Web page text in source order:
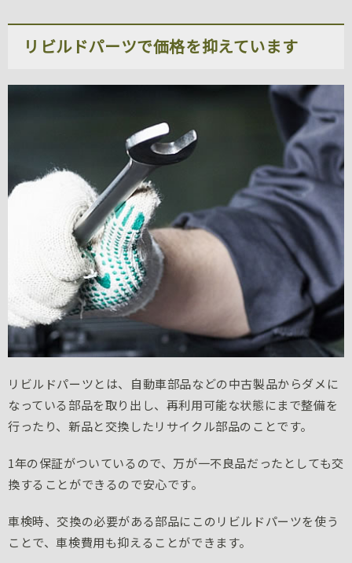
リビルドパーツで価格を抑えています
リビルドパーツとは、自動車部品などの中古製品からダメに
なっている部品を取り出し、再利用可能な状態にまで整備を
行ったり、新品と交換したリサイクル部品のことです。
1年の保証がついているので、万が一不良品だったとしても交
換することができるので安心です。
車検時、交換の必要がある部品にこのリビルドパーツを使う
ことで、車検費用も抑えることができます。